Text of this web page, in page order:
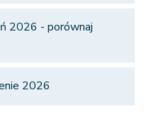
2026 - porównaj
2026